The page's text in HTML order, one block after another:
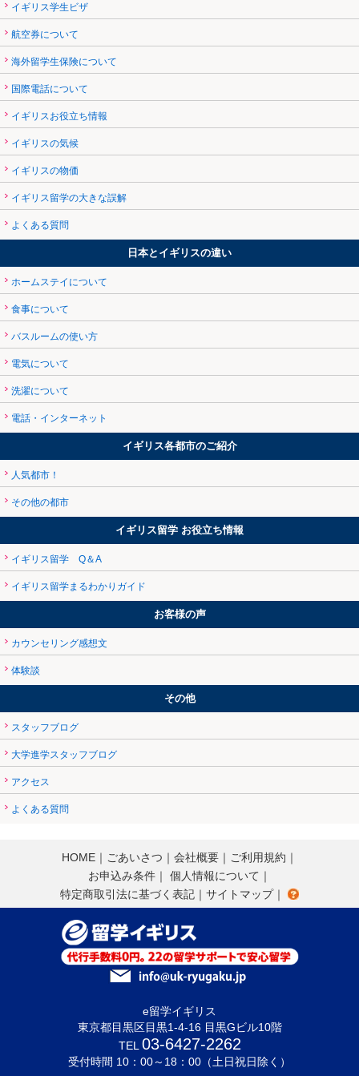
イギリス学生ビザ
航空券について
海外留学生保険について
国際電話について
イギリスお役立ち情報
イギリスの気候
イギリスの物価
イギリス留学の大きな誤解
よくある質問
日本とイギリスの違い
ホームステイについて
食事について
バスルームの使い方
電気について
洗濯について
電話・インターネット
イギリス各都市のご紹介
人気都市！
その他の都市
イギリス留学 お役立ち情報
イギリス留学 Q＆A
イギリス留学まるわかりガイド
お客様の声
カウンセリング感想文
体験談
その他
スタッフブログ
大学進学スタッフブログ
アクセス
よくある質問
HOME ｜ ごあいさつ ｜ 会社概要 ｜ ご利用規約 ｜
お申込み条件 ｜ 個人情報について ｜
特定商取引法に基づく表記 ｜ サイトマップ｜
e留学イギリス
東京都目黒区目黒1-4-16 目黒Gビル10階
TEL 03-6427-2262
受付時間 10：00～18：00（土日祝日除く）